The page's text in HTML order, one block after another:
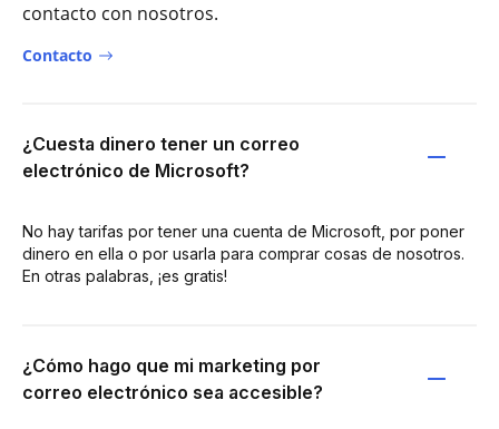
contacto con nosotros.
Contacto
¿Cuesta dinero tener un correo
electrónico de Microsoft?
No hay tarifas por tener una cuenta de Microsoft, por poner
dinero en ella o por usarla para comprar cosas de nosotros.
En otras palabras, ¡es gratis!
¿Cómo hago que mi marketing por
correo electrónico sea accesible?